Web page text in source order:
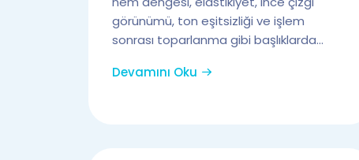
görünümü, ton eşitsizliği ve işlem
sonrası toparlanma gibi başlıklarda...
Devamını Oku